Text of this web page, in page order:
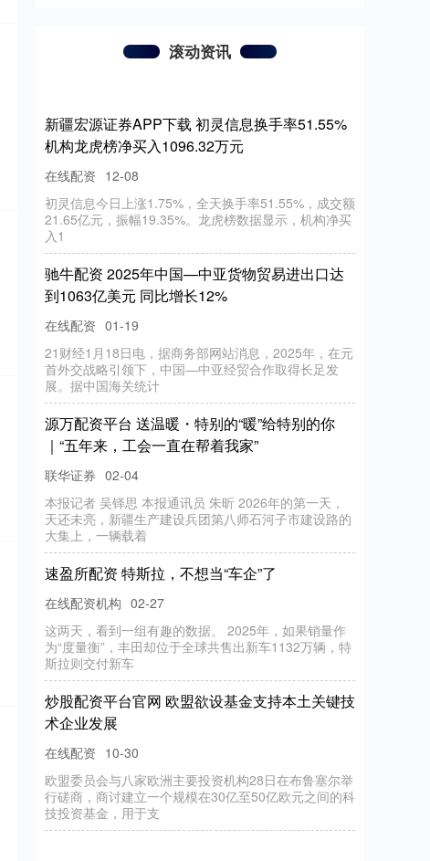
滚动资讯
新疆宏源证券APP下载 初灵信息换手率51.55%
机构龙虎榜净买入1096.32万元
在线配资 12-08
初灵信息今日上涨1.75%，全天换手率51.55%，成交额
21.65亿元，振幅19.35%。龙虎榜数据显示，机构净买
入1
驰牛配资 2025年中国—中亚货物贸易进出口达
到1063亿美元 同比增长12%
在线配资 01-19
21财经1月18日电，据商务部网站消息，2025年，在元
首外交战略引领下，中国—中亚经贸合作取得长足发
展。据中国海关统计
源万配资平台 送温暖・特别的“暖”给特别的你
｜“五年来，工会一直在帮着我家”
联华证券 02-04
本报记者 吴铎思 本报通讯员 朱昕 2026年的第一天，
天还未亮，新疆生产建设兵团第八师石河子市建设路的
大集上，一辆载着
速盈所配资 特斯拉，不想当“车企”了
在线配资机构 02-27
这两天，看到一组有趣的数据。 2025年，如果销量作
为“度量衡”，丰田却位于全球共售出新车1132万辆，特
斯拉则交付新车
炒股配资平台官网 欧盟欲设基金支持本土关键技
术企业发展
在线配资 10-30
欧盟委员会与八家欧洲主要投资机构28日在布鲁塞尔举
行磋商，商讨建立一个规模在30亿至50亿欧元之间的科
技投资基金，用于支